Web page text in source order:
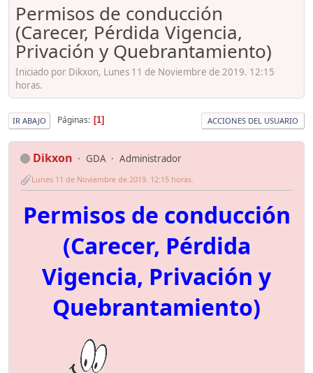
Permisos de conducción
(Carecer, Pérdida Vigencia,
Privación y Quebrantamiento)
Iniciado por Dikxon, Lunes 11 de Noviembre de 2019. 12:15
horas.
IR ABAJO Páginas 1 ACCIONES DEL USUARIO
Dikxon GDA Administrador
Lunes 11 de Noviembre de 2019. 12:15 horas.
Permisos de conducción
(Carecer, Pérdida
Vigencia, Privación y
Quebrantamiento)